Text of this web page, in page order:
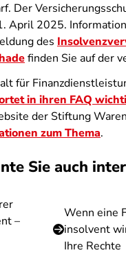
Der
April 2025.
des
finden Sie auf der
für
in ihren FAQ
der Stiftung
zum Thema.
Sie auch
–
Wenn eine
insolvent
Ihre Rechte